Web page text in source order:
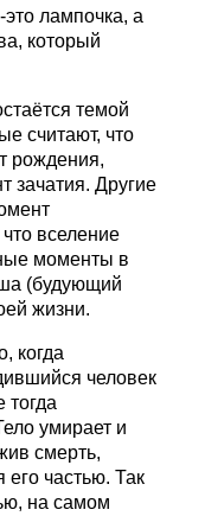
лампочка, а
который
темой
считают, что
рождения,
зачатия. Другие
что вселение
моменты в
(будующий
жизни.
когда
человек
тогда
умирает и
смерть,
его частью. Так
на самом